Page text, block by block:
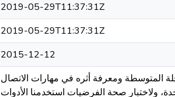
2019-05-29T11:37:31Z
2019-05-29T11:37:31Z
2015-12-12
المتوسطة ومعرفة أثره في مهارات الاتصال
ولاختبار صحة الفرضيات استخدمنا الأدوات